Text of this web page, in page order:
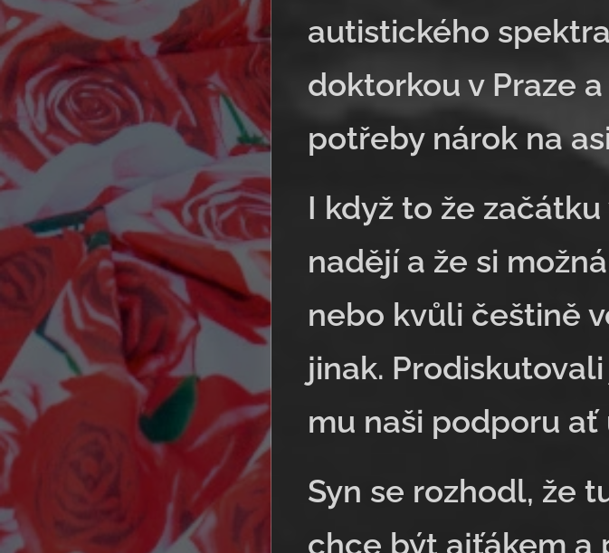
autistického
doktorkou v Praze
potřeby nárok na
I když to že
nadějí a že si
nebo kvůli češtině
jinak.
mu naši podporu
Syn se rozhodl, že
chce být ajťákem a